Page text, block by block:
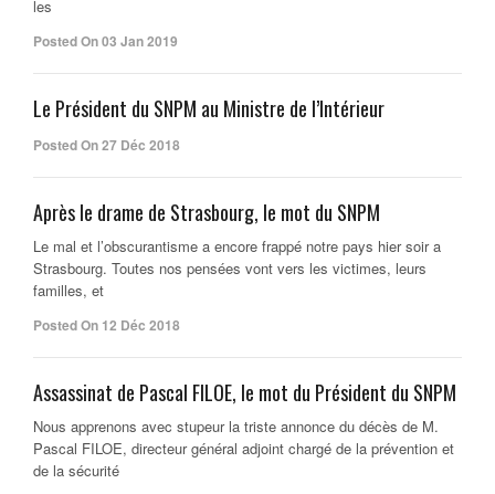
les
Posted On 03 Jan 2019
Le Président du SNPM au Ministre de l’Intérieur
Posted On 27 Déc 2018
Après le drame de Strasbourg, le mot du SNPM
Le mal et l’obscurantisme a encore frappé notre pays hier soir a
Strasbourg. Toutes nos pensées vont vers les victimes, leurs
familles, et
Posted On 12 Déc 2018
Assassinat de Pascal FILOE, le mot du Président du SNPM
Nous apprenons avec stupeur la triste annonce du décès de M.
Pascal FILOE, directeur général adjoint chargé de la prévention et
de la sécurité